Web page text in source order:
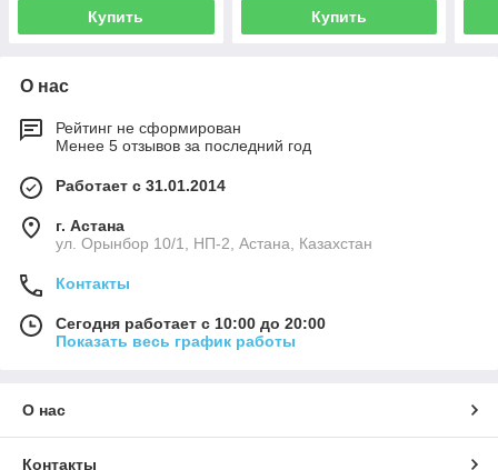
Купить Купить
О нас
Рейтинг не сформирован
Менее 5 отзывов за последний год
Работает с 31.01.2014
г. Астана
ул. Орынбор 10/1, НП-2, Астана, Казахстан
Контакты
Сегодня работает с 10:00 до 20:00
Показать весь график работы
О нас
Контакты